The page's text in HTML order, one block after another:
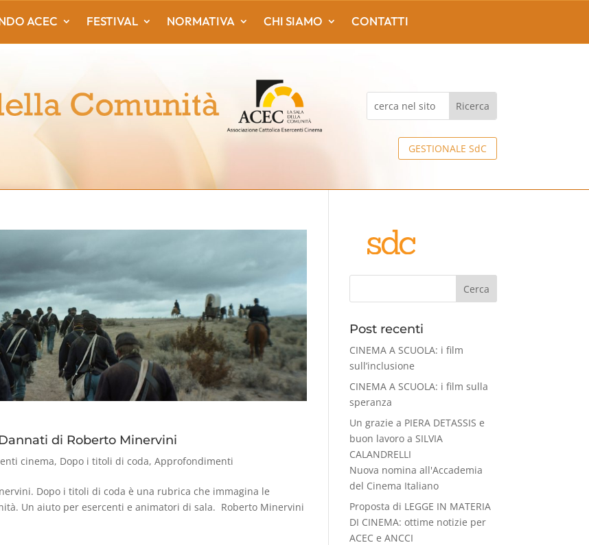
GESTIONALE SdC
ACEC FESTIVAL NORMATIVA CHI SIAMO CONTATTI
di Roberto Minervini
cinema, Dopo i titoli di coda,Approfondimenti
Dopo i titoli di coda è una rubrica che immagina le
Un aiuto per esercenti e animatori di sala. Roberto Minervini
Cerca
Post recenti
CINEMA A SCUOLA: i film
sull’inclusione
CINEMA A SCUOLA: i film sulla
speranza
Un grazie a PIERA DETASSIS e
buon lavoro a SILVIA
CALANDRELLI
Nuova nomina all'Accademia
del Cinema Italiano
Proposta di LEGGE IN MATERIA
DI CINEMA: ottime notizie per
ACEC e ANCCI